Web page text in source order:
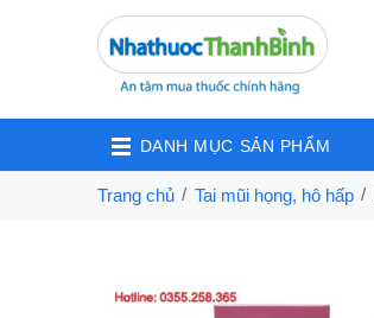
DANH MỤC SẢN PHẨM
Trang chủ Tai mũi họng, hô hấp